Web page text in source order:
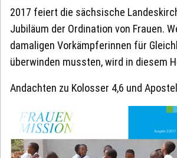
2017 feiert die sächsische
Jubiläum der Ordination von Frauen.
damaligen Vorkämpferinnen für
überwinden mussten, wird in diesem
Andachten zu Kolosser 4,6 und